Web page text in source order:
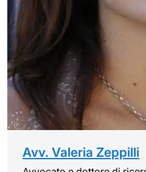
Avv. Valeria Zeppilli